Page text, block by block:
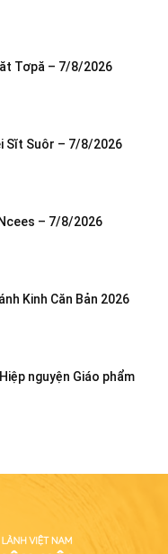
Tơpă – 7/8/2026
Sĭt Suôr – 7/8/2026
– 7/8/2026
Kinh Căn Bản 2026
nguyện Giáo phẩm